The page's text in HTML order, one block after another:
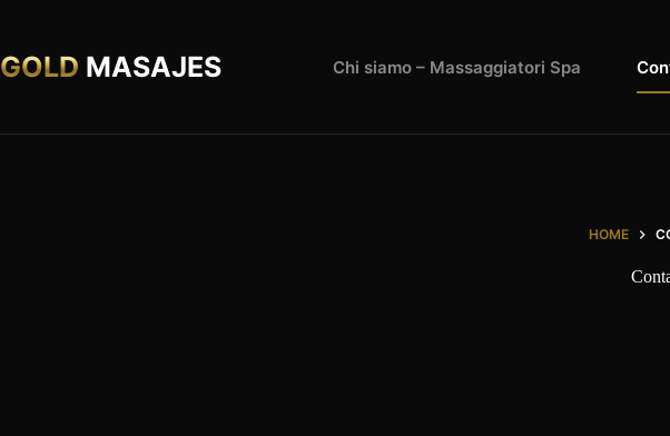
GOLD MASAJES Chi siamo – Massaggiatori Spa
HOME